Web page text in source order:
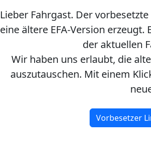
Lieber Fahrgast. Der
eine ältere EFA-Version
der aktuellen
Wir haben uns erlaubt, die
auszutauschen. Mit einem
Vorbesetzer